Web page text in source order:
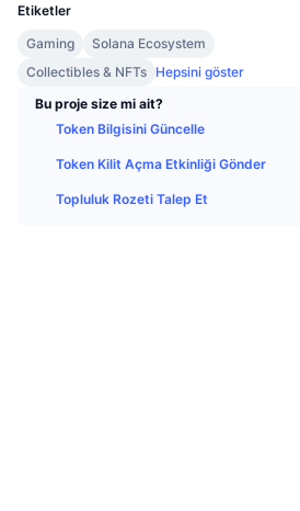
Etiketler
Gaming
Solana Ecosystem
Collectibles & NFTs Hepsini göster
Bu proje size mi ait?
Token Bilgisini Güncelle
Token Kilit Açma Etkinliği Gönder
Topluluk Rozeti Talep Et